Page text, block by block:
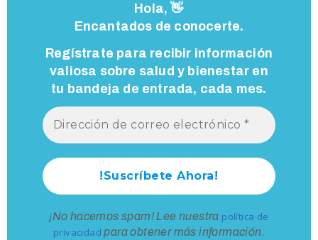
Hola, 👋
Encantados de conocerte.
Regístrate para recibir información
valiosa sobre salud y bienestar en
tu bandeja de entrada, cada mes.
¡No hacemos spam! Lee nuestra política de
privacidad para obtener más información.